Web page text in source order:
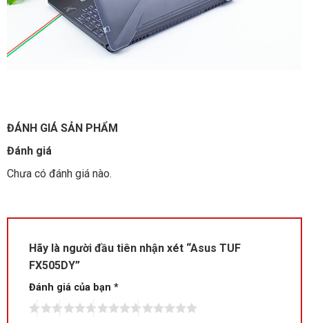
ĐÁNH GIÁ SẢN PHẨM
Đánh giá
Chưa có đánh giá nào.
Hãy là người đầu tiên nhận xét “Asus TUF
FX505DY”
Đánh giá của bạn *